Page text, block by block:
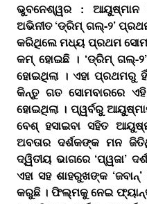
ଭୁବନେଶ୍ୱର : ଆୟୁଷ୍ମାନ
ଅଭିନୀତ ‘ଡ୍ରିମ୍‌ ଗଲ୍‌-୨’
କରିଥିଲେ ମଧ୍ୟ ପ୍ରଥମ
କମ୍‌ ହୋଇଛି । ‘ଡ୍ରିମ୍‌
ହୋଇଥିଲା । ଏହା ପ୍ରଥମରୁ
କିନ୍ତୁ ଗତ ସୋମବାରରେ
ହୋଇଥିଲା । ପ୍ୱର୍ବରୁ
ବେଶ୍‌ ହସାଇବା ସହିତ
ଅବତାର ଦର୍ଶକଙ୍କ ମନ
ଦ୍ୱିତୀୟ ଭାଗରେ ‘ପ୍ୱଜା’
ଏହା ସହ ଶାହରୁଖଙ୍କ
କରୁଛି । ଫିଲ୍ମକୁ ନେଇ